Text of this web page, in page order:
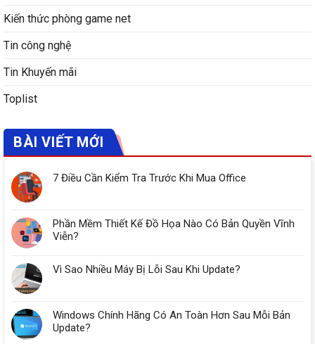
Kiến thức phòng game net
Tin công nghệ
Tin Khuyến mãi
Toplist
BÀI VIẾT MỚI
7 Điều Cần Kiểm Tra Trước Khi Mua Office
Phần Mềm Thiết Kế Đồ Họa Nào Có Bản Quyền Vĩnh
Viễn?
Vì Sao Nhiều Máy Bị Lỗi Sau Khi Update?
Windows Chính Hãng Có An Toàn Hơn Sau Mỗi Bản
Update?